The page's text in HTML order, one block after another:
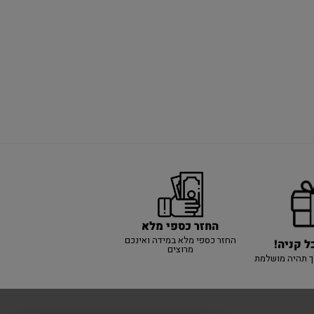
קניה!
תהיה מושלמת
החזר כספי מלא
החזר כספי מלא במידה ואינכם
מרוצים